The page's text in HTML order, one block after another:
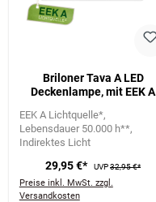
Briloner Tava A LED
Deckenlampe, mit EEK A
Weiß
EEK A Lichtquelle*
Lebensdauer 50.000 h**
Indirektes Licht
29,95 €* UVP32,95 €*
Preise inkl. MwSt. zzgl.
Versandkosten